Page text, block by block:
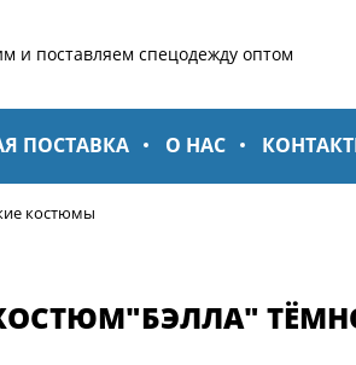
и поставляем спецодежду оптом
ПОСТАВКА О НАС
костюмы